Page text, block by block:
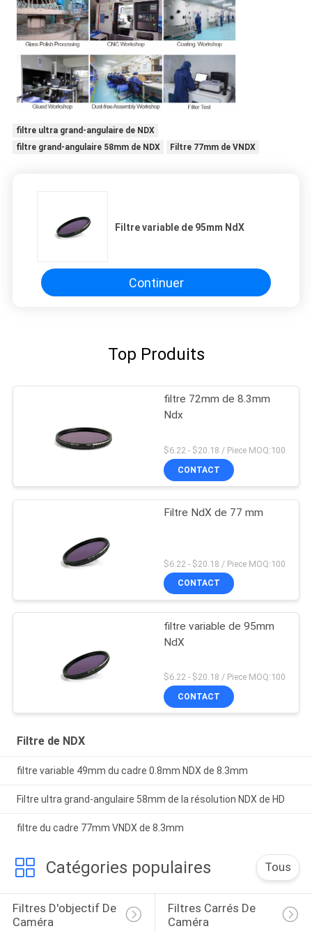
filtre ultra grand-angulaire de NDX
filtre grand-angulaire 58mm de NDX
Filtre 77mm de VNDX
Filtre variable de 95mm NdX
Continuer
Top Produits
filtre 72mm de 8.3mm
Ndx
$6.22 - $20.18 / Piece MOQ:100
CONTACT
Filtre NdX de 77 mm
$6.22 - $20.18 / Piece MOQ:100
CONTACT
filtre variable de 95mm
NdX
$6.22 - $20.18 / Piece MOQ:100
CONTACT
Filtre de NDX
filtre variable 49mm du cadre 0.8mm NDX de 8.3mm
Filtre ultra grand-angulaire 58mm de la résolution NDX de HD
filtre du cadre 77mm VNDX de 8.3mm
Catégories populaires Tous
Filtres D'objectif De
Caméra
Filtres Carrés De
Caméra